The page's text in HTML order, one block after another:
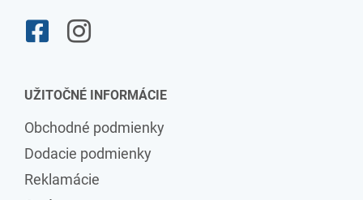
UŽITOČNÉ INFORMÁCIE
Obchodné podmienky
Dodacie podmienky
Reklamácie